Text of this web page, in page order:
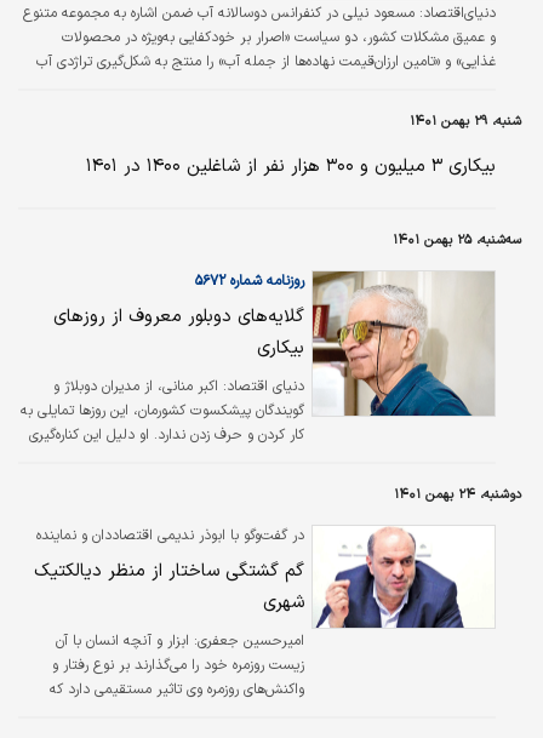
دنیای‌اقتصاد: مسعود نیلی در کنفرانس دوسالانه آب ضمن اشاره به مجموعه متنوع
و عمیق مشکلات کشور، دو سیاست «اصرار بر خودکفایی به‌ویژه در محصولات
غذایی» و «تامین ارزان‌قیمت نهاده‌ها از جمله آب» را منتج به شکل‌گیری تراژدی آب
شنبه، ۲۹ بهمن ۱۴۰۱
بیکاری ۳ میلیون‌ و ۳۰۰ هزار نفر از شاغلین ۱۴۰۰ در ۱۴۰۱
سه‌شنبه، ۲۵ بهمن ۱۴۰۱
روزنامه شماره ۵۶۷۲
گلایه‌های دوبلور معروف از روزهای
بیکاری
دنیای اقتصاد: اکبر منانی، از مدیران دوبلاژ و
گویندگان پیشکسوت کشورمان، این روزها تمایلی به
کار کردن و حرف زدن ندارد. او دلیل این کناره‌گیری
در دوبله صحبت کرده است، می‌گوید: آن زمان‌ها
همیشه نقش‌های اول کارهای معروف را گویندگی
می‌کردم؛ یادش بخیر. متاسفانه کارهای دوبله دیگر
ارزشمند نیستند و رغبتی در من ایجاد نمی‌کنند.
دوشنبه، ۲۴ بهمن ۱۴۰۱
در گفت‌وگو با ابوذر ندیمی اقتصاددان و نماینده
سابق مجلس شورای اسلامی مطرح شد
گم گشتگی ساختار از منظر دیالکتیک
شهری
امیرحسین جعفری: ابزار و آنچه انسان با آن
زیست روزمره خود را می‌گذارند بر نوع رفتار و
واکنش‌های روزمره وی تاثیر مستقیمی دارد که